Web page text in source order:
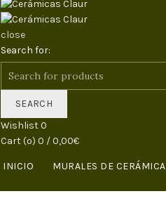
close
Search for:
SEARCH
Wishlist0
Cart (o) 0 /0,00€
INICIO MURALES DE CERÁMICA